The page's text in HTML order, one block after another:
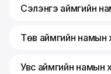
Сэлэнгэ аймгийн
Төв аймгийн намын
Увс аймгийн намын